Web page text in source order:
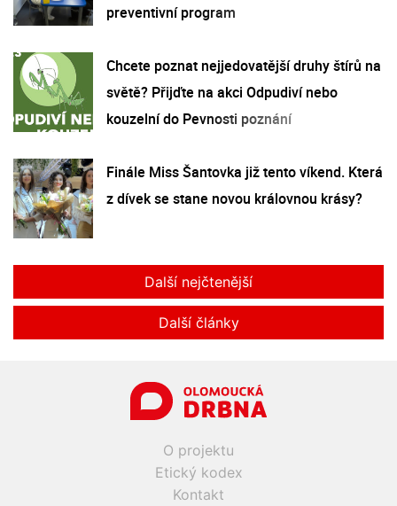
preventivní program
Chcete poznat nejjedovatější druhy štírů na
světě? Přijďte na akci Odpudiví nebo
kouzelní do Pevnosti poznání
Finále Miss Šantovka již tento víkend. Která
z dívek se stane novou královnou krásy?
Další nejčtenější
Další články
O projektu
Etický kodex
Kontakt